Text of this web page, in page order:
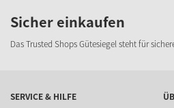
Sicher einkaufen
Das Trusted Shops Gütesiegel steht für
SERVICE & HILFE